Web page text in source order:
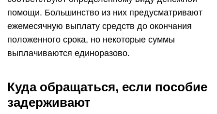
помощи. Большинство из них предусматривают
ежемесячную выплату средств до окончания
положенного срока, но некоторые суммы
выплачиваются единоразово.
Куда обращаться, если пособие
задерживают